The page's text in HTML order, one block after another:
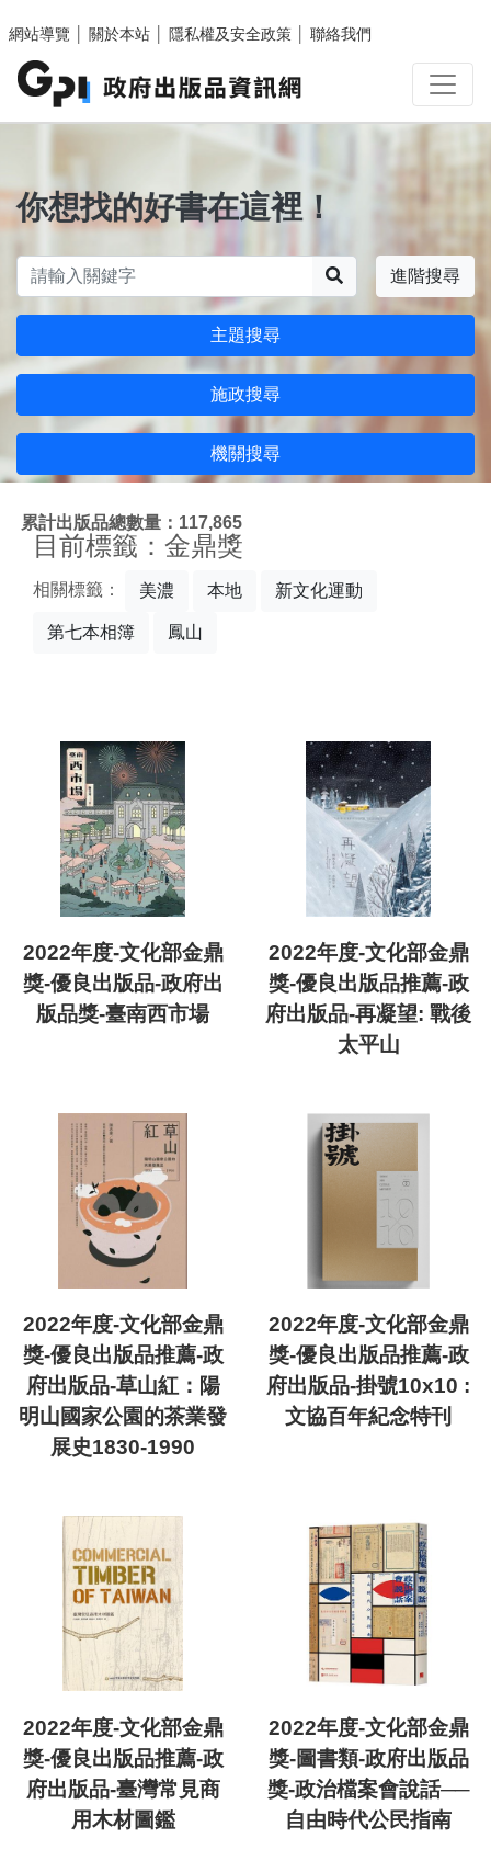
網站導覽
關於本站 隱私權及安全政策 聯絡我們
你想找的好書在這裡！
進階搜尋
主題搜尋
施政搜尋
機關搜尋
累計出版品總數量：117,865
目前標籤：金鼎獎
相關標籤： 美濃 本地 新文化運動
第七本相簿 鳳山
2022年度-文化部金鼎
獎-優良出版品-政府出
版品獎-臺南西市場
2022年度-文化部金鼎
獎-優良出版品推薦-政
府出版品-再凝望: 戰後
太平山
2022年度-文化部金鼎
獎-優良出版品推薦-政
府出版品-草山紅：陽
明山國家公園的茶業發
展史1830-1990
2022年度-文化部金鼎
獎-優良出版品推薦-政
府出版品-掛號10x10 :
文協百年紀念特刊
2022年度-文化部金鼎
獎-優良出版品推薦-政
府出版品-臺灣常見商
用木材圖鑑
2022年度-文化部金鼎
獎-圖書類-政府出版品
獎-政治檔案會說話──
自由時代公民指南